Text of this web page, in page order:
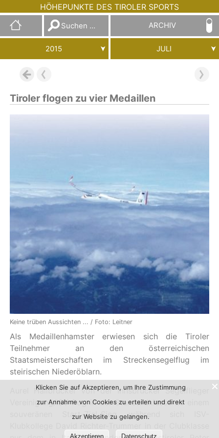
HÖHEPUNKTE DES TIROLER SPORTS
Suchen
nach:
ARCHIV
2015 JULI
Tiroler flogen zu vier Medaillen
Keine trüben Aussichten ... / Foto: Leitner
Als Medaillenhamster erwiesen sich die Tiroler
Teilnehmer an den österreichischen
Staatsmeisterschaften im Streckensegelflug im
steirischen Niederöblarn.
Aurel Hallbrucker von der Innsbrucker Segelflieger
Vereinigung/ISV flog in der Standardklasse zu einem
souveränen Start-Ziel-Sieg, während sich ISV-
Klicken Sie auf Akzeptieren, um Ihre Zustimmung
zur Annahme von Cookies zu erteilen und direkt
zur Website zu gelangen.
Akzeptieren Datenschutz